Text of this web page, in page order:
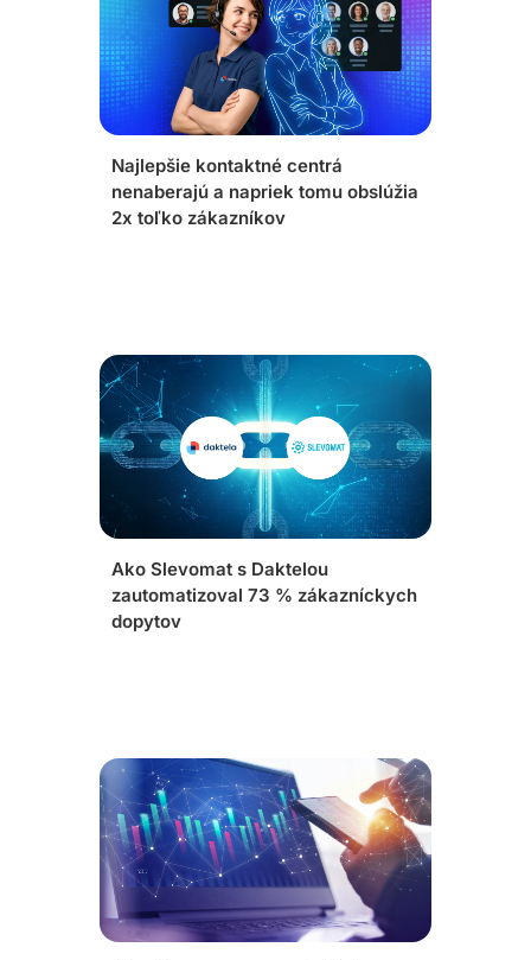
Najlepšie kontaktné centrá
nenaberajú a napriek tomu obslúžia
2x toľko zákazníkov
Ako Slevomat s Daktelou
zautomatizoval 73 % zákazníckych
dopytov